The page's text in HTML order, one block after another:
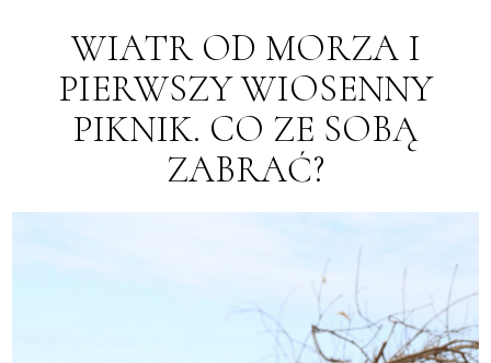
WIATR OD MORZA I
PIERWSZY WIOSENNY
PIKNIK. CO ZE SOBĄ
ZABRAĆ?